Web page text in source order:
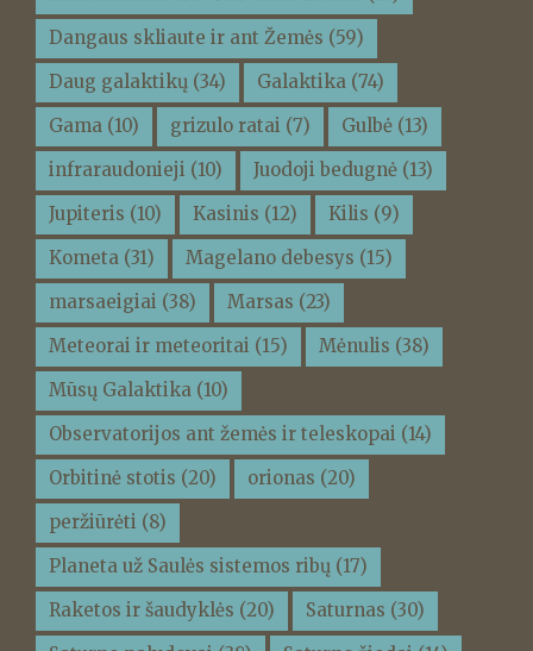
Dangaus skliaute ir ant Žemės (59)
Daug galaktikų (34) Galaktika (74)
Gama (10) grizulo ratai (7) Gulbė (13)
infraraudonieji (10) Juodoji bedugnė (13)
Jupiteris (10) Kasinis (12) Kilis (9)
Kometa (31) Magelano debesys (15)
marsaeigiai (38) Marsas (23)
Meteorai ir meteoritai (15) Mėnulis (38)
Mūsų Galaktika (10)
Observatorijos ant žemės ir teleskopai (14)
Orbitinė stotis (20) orionas (20)
peržiūrėti (8)
Planeta už Saulės sistemos ribų (17)
Raketos ir šaudyklės (20) Saturnas (30)